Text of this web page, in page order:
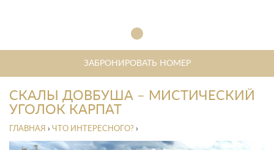
ЗАБРОНИРОВАТЬ НОМЕР
СКАЛЫ ДОВБУША – МИСТИЧЕСКИЙ
УГОЛОК КАРПАТ
ГЛАВНАЯ › ЧТО ИНТЕРЕСНОГО? ›